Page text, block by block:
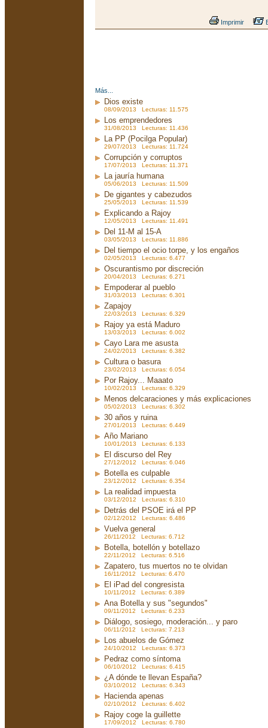
Imprimir
Más...
Dios existe
08/09/2013 Lecturas: 11.575
Los emprendedores
31/08/2013 Lecturas: 11.436
La PP (Pocilga Popular)
29/07/2013 Lecturas: 11.724
Corrupción y corruptos
17/07/2013 Lecturas: 11.371
La jauría humana
05/06/2013 Lecturas: 11.509
De gigantes y cabezudos
25/05/2013 Lecturas: 11.539
Explicando a Rajoy
12/05/2013 Lecturas: 11.491
Del 11-M al 15-A
03/05/2013 Lecturas: 11.886
Del tiempo el ocio torpe, y los engaños
02/05/2013 Lecturas: 6.477
Oscurantismo por discreción
20/04/2013 Lecturas: 6.271
Empoderar al pueblo
31/03/2013 Lecturas: 6.301
Zapajoy
22/03/2013 Lecturas: 6.329
Rajoy ya está Maduro
13/03/2013 Lecturas: 6.002
Cayo Lara me asusta
24/02/2013 Lecturas: 6.382
Cultura o basura
23/02/2013 Lecturas: 6.054
Por Rajoy... Maaato
10/02/2013 Lecturas: 6.329
Menos delcaraciones y más explicaciones
05/02/2013 Lecturas: 6.302
30 años y ruina
27/01/2013 Lecturas: 6.449
Año Mariano
10/01/2013 Lecturas: 6.133
El discurso del Rey
27/12/2012 Lecturas: 6.046
Botella es culpable
23/12/2012 Lecturas: 6.354
La realidad impuesta
03/12/2012 Lecturas: 6.310
Detrás del PSOE irá el PP
02/12/2012 Lecturas: 6.486
Vuelva general
26/11/2012 Lecturas: 6.712
Botella, botellón y botellazo
22/11/2012 Lecturas: 6.516
Zapatero, tus muertos no te olvidan
16/11/2012 Lecturas: 6.470
El iPad del congresista
10/11/2012 Lecturas: 6.389
Ana Botella y sus "segundos"
09/11/2012 Lecturas: 6.233
Diálogo, sosiego, moderación... y paro
06/11/2012 Lecturas: 7.213
Los abuelos de Gómez
24/10/2012 Lecturas: 6.373
Pedraz como síntoma
06/10/2012 Lecturas: 6.415
¿A dónde te llevan España?
03/10/2012 Lecturas: 6.343
Hacienda apenas
02/10/2012 Lecturas: 6.402
Rajoy coge la guillette
17/09/2012 Lecturas: 6.780